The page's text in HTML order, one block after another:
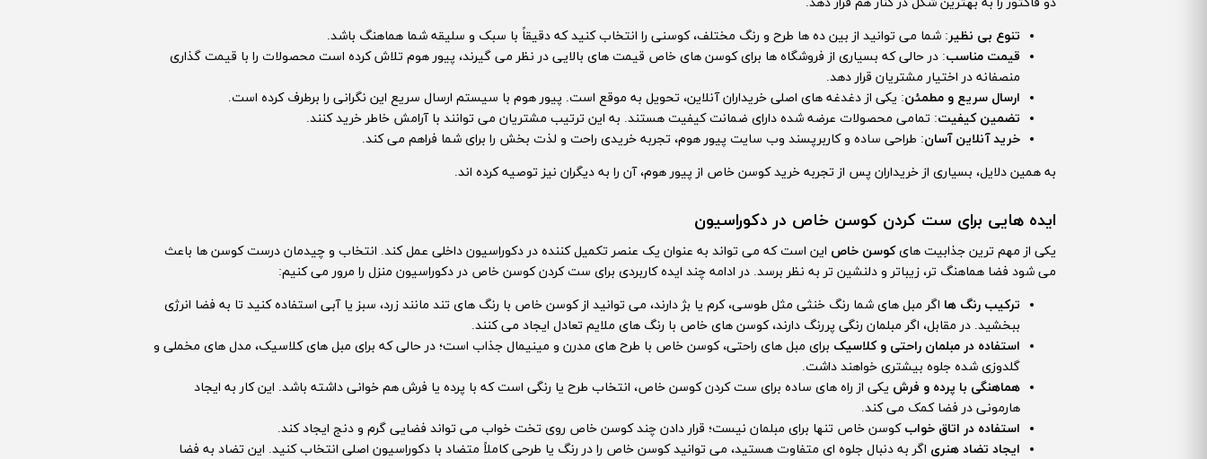
تنوع بی نظیر: شما می توانید از بین ده ها طرح و رنگ مختلف، کوسنی را انتخاب کنید که دقیقاً با سبک و سلیقه شما هماهنگ باشد.
قیمت مناسب: در حالی که بسیاری از فروشگاه ها برای کوسن های خاص قیمت های بالایی در نظر می گیرند، پیور هوم تلاش کرده است محصولات را با قیمت گذاری
منصفانه در اختیار مشتریان قرار دهد.
ارسال سریع و مطمئن: یکی از دغدغه های اصلی خریداران آنلاین، تحویل به موقع است. پیور هوم با سیستم ارسال سریع این نگرانی را برطرف کرده است.
تضمین کیفیت: تمامی محصولات عرضه شده دارای ضمانت کیفیت هستند. به این ترتیب مشتریان می توانند با آرامش خاطر خرید کنند.
خرید آنلاین آسان: طراحی ساده و کاربرپسند وب سایت پیور هوم، تجربه خریدی راحت و لذت بخش را برای شما فراهم می کند.
به همین دلایل، بسیاری از خریداران پس از تجربه خرید کوسن خاص از پیور هوم، آن را به دیگران نیز توصیه کرده اند.
ایده هایی برای ست کردن کوسن خاص در دکوراسیون
یکی از مهم ترین جذابیت هایکوسن خاص این است که می تواند به عنوان یک عنصر تکمیل کننده در دکوراسیون داخلی عمل کند. انتخاب و چیدمان درست کوسن ها باعث
می شود فضا هماهنگ تر، زیباتر و دلنشین تر به نظر برسد. در ادامه چند ایده کاربردی برای ست کردن کوسن خاص در دکوراسیون منزل را مرور می کنیم:
ترکیب رنگ ها اگر مبل های شما رنگ خنثی مثل طوسی، کرم یا بژ دارند، می توانید از کوسن خاص با رنگ های تند مانند زرد، سبز یا آبی استفاده کنید تا به فضا انرژی
ببخشید. در مقابل، اگر مبلمان رنگی پررنگ دارند، کوسن های خاص با رنگ های ملایم تعادل ایجاد می کنند.
استفاده در مبلمان راحتی و کلاسیک برای مبل های راحتی، کوسن خاص با طرح های مدرن و مینیمال جذاب است؛ در حالی که برای مبل های کلاسیک، مدل های مخملی و
گلدوزی شده جلوه بیشتری خواهند داشت.
هماهنگی با پرده و فرش یکی از راه های ساده برای ست کردن کوسن خاص، انتخاب طرح یا رنگی است که با پرده یا فرش هم خوانی داشته باشد. این کار به ایجاد
هارمونی در فضا کمک می کند.
استفاده در اتاق خواب کوسن خاص تنها برای مبلمان نیست؛ قرار دادن چند کوسن خاص روی تخت خواب می تواند فضایی گرم و دنج ایجاد کند.
ایجاد تضاد هنری اگر به دنبال جلوه ای متفاوت هستید، می توانید کوسن خاص را در رنگ یا طرحی کاملاً متضاد با دکوراسیون اصلی انتخاب کنید. این تضاد به فضا